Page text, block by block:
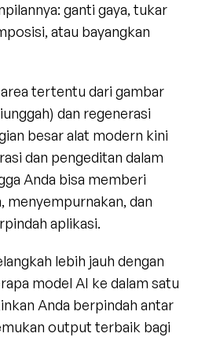
ganti gaya, tukar
atau bayangkan
tertentu dari gambar
dan regenerasi
besar alat modern kini
dan pengeditan dalam
Anda bisa memberi
menyempurnakan, dan
aplikasi.
lebih jauh dengan
model AI ke dalam satu
Anda berpindah antar
output terbaik bagi